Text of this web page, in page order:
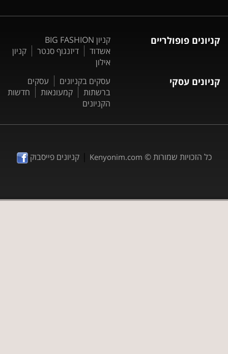
קניונים פופולריים
קניון BIG FASHION
אשדוד
דיזנגוף סנטר
קניון
אילון
קניונים עסקי עסקים בקניונים
עסקים
ברשתות
קמעונאות
חדשות
הקניונים
כל הזכויות שמורות © Kenyonim.com
|קניונים פייסבוק